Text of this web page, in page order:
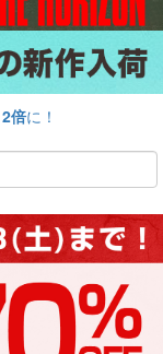
2倍に！